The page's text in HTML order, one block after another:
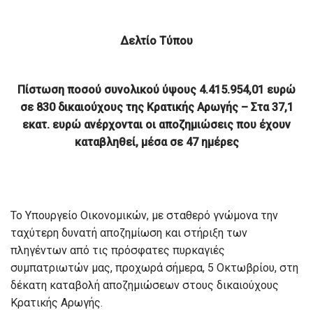
Δελτίο Τύπου
Πίστωση ποσού συνολικού ύψους 4.415.954,01 ευρώ
σε 830 δικαιούχους της Κρατικής Αρωγής – Στα 37,1
εκατ. ευρώ ανέρχονται οι αποζημιώσεις που έχουν
καταβληθεί, μέσα σε 47 ημέρες
Το Υπουργείο Οικονομικών, με σταθερό γνώμονα την
ταχύτερη δυνατή αποζημίωση και στήριξη των
πληγέντων από τις πρόσφατες πυρκαγιές
συμπατριωτών μας, προχωρά σήμερα, 5 Οκτωβρίου, στη
δέκατη καταβολή αποζημιώσεων στους δικαιούχους
Κρατικής Αρωγής.